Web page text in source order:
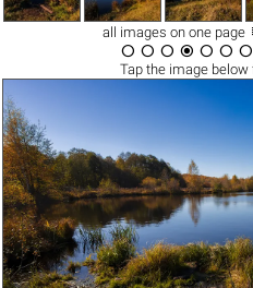
all images on one page
      
Tap the imagebelow